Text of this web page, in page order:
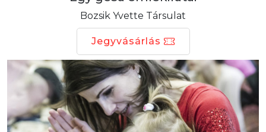
Bozsik Yvette Társulat
Jegyvásárlás